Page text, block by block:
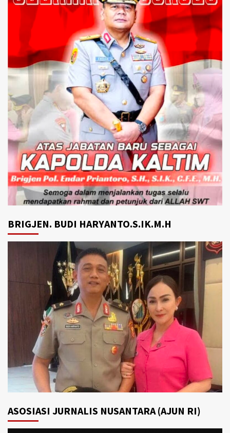
BRIGJEN. BUDI HARYANTO.S.IK.M.H
ASOSIASI JURNALIS NUSANTARA (AJUN RI)